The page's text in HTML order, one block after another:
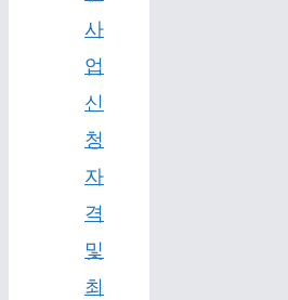
사
업
신
청
자
격
및
최